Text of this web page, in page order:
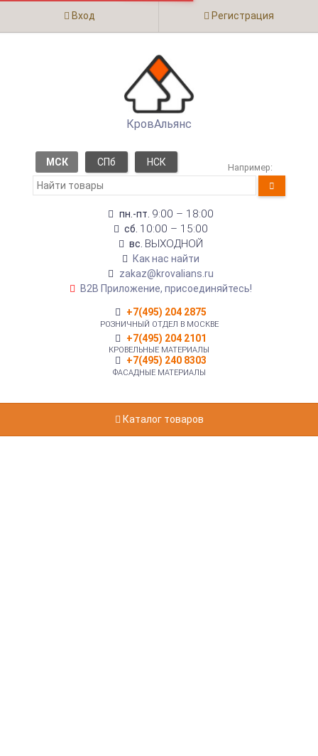
Вход Регистрация
КровАльянс
МСК СПб НСК Например:
пн.-пт. 9:00 – 18:00
сб. 10:00 – 15:00
вс. ВЫХОДНОЙ
Как нас найти
zakaz@krovalians.ru
B2B Приложение, присоединяйтесь!
+7(495) 204 2875
РОЗНИЧНЫЙ ОТДЕЛ В МОСКВЕ
+7(495) 204 2101
КРОВЕЛЬНЫЕ МАТЕРИАЛЫ
+7(495) 240 8303
ФАСАДНЫЕ МАТЕРИАЛЫ
Каталог товаров